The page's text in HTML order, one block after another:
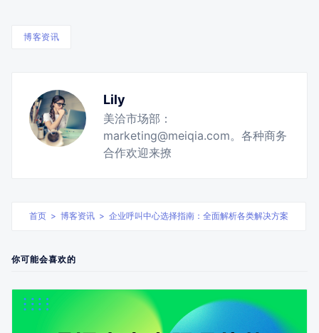
博客资讯
Lily
美洽市场部：
marketing@meiqia.com。各种商务
合作欢迎来撩
首页 > 博客资讯 > 企业呼叫中心选择指南：全面解析各类解决方案
你可能会喜欢的